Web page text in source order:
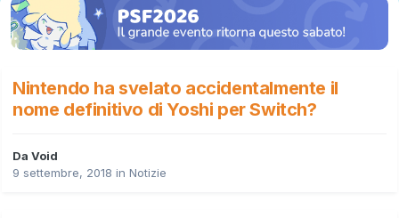
Nintendo ha svelato accidentalmente il
nome definitivo di Yoshi per Switch?
Da Void
9 settembre, 2018 in Notizie